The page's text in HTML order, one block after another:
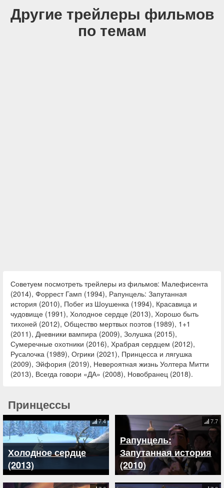
Другие трейлеры фильмов
по темам
Советуем посмотреть трейлеры из фильмов: Малефисента
(2014), Форрест Гамп (1994), Рапунцель: Запутанная
история (2010), Побег из Шоушенка (1994), Красавица и
чудовище (1991), Холодное сердце (2013), Хорошо быть
тихоней (2012), Общество мертвых поэтов (1989), 1+1
(2011), Дневники вампира (2009), Золушка (2015),
Сумеречные охотники (2016), Храбрая сердцем (2012),
Русалочка (1989), Огрики (2021), Принцесса и лягушка
(2009), Эйфория (2019), Невероятная жизнь Уолтера Митти
(2013), Всегда говори «ДА» (2008), Новобранец (2018).
Принцессы
Холодное сердце
(2013)
7.4
Рапунцель:
Запутанная история
(2010)
7.7